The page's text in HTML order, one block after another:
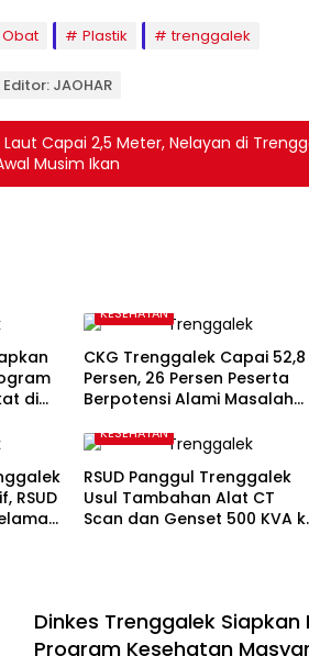
Obat Plastik trenggalek
Editor: JAOHAR
Capai 2,5 Meter, Nelayan di
Musim Ikan
di
KESEHATAN
CKG Trenggalek Capai 52,8
Persen, 26 Persen Peserta
Berpotensi Alami Masalah
RSUD
KESEHATAN
RSUD Panggul Trenggalek
Usul Tambahan Alat CT
Scan dan Genset 500 KVA
Dinkes Trenggalek Siapkan
Program Kesehatan